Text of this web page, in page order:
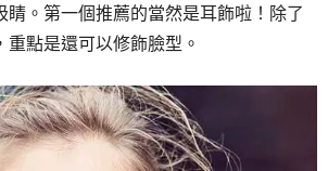
睛。第一個推薦的當然是耳飾啦！除了
點是還可以修飾臉型。